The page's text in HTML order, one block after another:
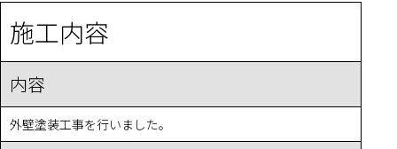
施工内容
内容
外壁塗装工事を行いました。